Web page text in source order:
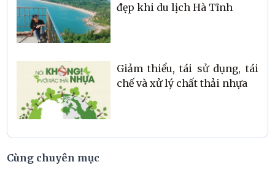
đẹp khi du lịch Hà Tĩnh
Giảm thiểu, tái sử dụng, tái
chế và xử lý chất thải nhựa
Cùng chuyên mục